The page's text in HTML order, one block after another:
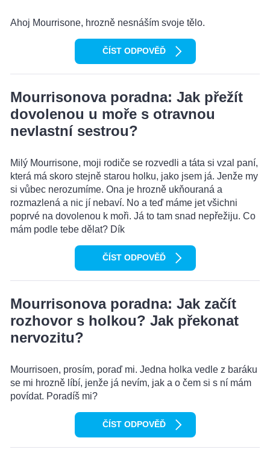
Ahoj Mourrisone, hrozně nesnáším svoje tělo.
ČÍST ODPOVĚĎ
Mourrisonova poradna: Jak přežít
dovolenou u moře s otravnou
nevlastní sestrou?
Milý Mourrisone, moji rodiče se rozvedli a táta si vzal paní,
která má skoro stejně starou holku, jako jsem já. Jenže my
si vůbec nerozumíme. Ona je hrozně ukňouraná a
rozmazlená a nic jí nebaví. No a teď máme jet všichni
poprvé na dovolenou k moři. Já to tam snad nepřežiju. Co
mám podle tebe dělat? Dík
ČÍST ODPOVĚĎ
Mourrisonova poradna: Jak začít
rozhovor s holkou? Jak překonat
nervozitu?
Mourrisoen, prosím, poraď mi. Jedna holka vedle z baráku
se mi hrozně líbí, jenže já nevím, jak a o čem si s ní mám
povídat. Poradíš mi?
ČÍST ODPOVĚĎ